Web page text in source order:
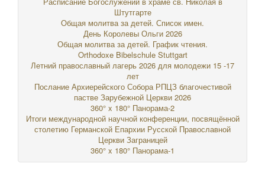
Штутгарте
Общая молитва за детей. Список имен.
День Королевы Ольги 2026
Общая молитва за детей. График чтения.
Orthodoxe Bibelschule Stuttgart
Летний православный лагерь 2026 для молодежи 15 -17
лет
Послание Архиерейского Собора РПЦЗ благочестивой
пастве Зарубежной Церкви 2026
360° x 180° Панорама-2
Итоги международной научной конференции, посвящённой
столетию Германской Епархии Русской Православной
Церкви Заграницей
360° x 180° Панорама-1